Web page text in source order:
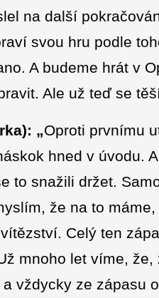
na další
svou hru podle
A budeme hrát v
Ale už teď se
„Oproti prvnímu
hned v úvodu.
to snažili držet.
že na to
Celý ten
mnoho let víme,
vždycky ze zápasu